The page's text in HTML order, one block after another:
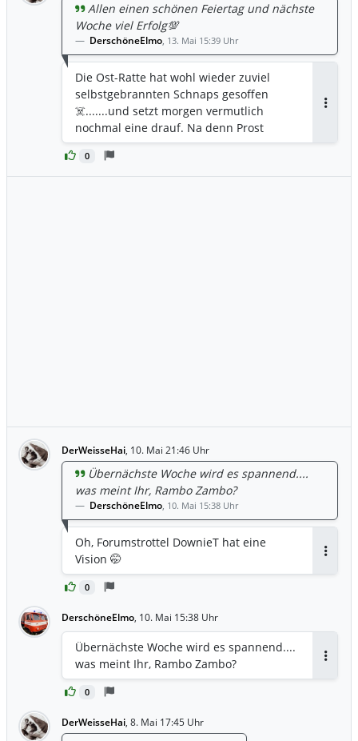
0
Allen einen schönen Feiertag und nächste
Woche viel Erfolg💯
DerschöneElmo, 13. Mai 15:39 Uhr
Die Ost-Ratte hat wohl wieder zuviel
selbstgebrannten Schnaps gesoffen
☠️.......und setzt morgen vermutlich
nochmal eine drauf. Na denn Prost
DerWeisseHai, 10. Mai 21:46 Uhr
0
Übernächste Woche wird es spannend....
was meint Ihr, Rambo Zambo?
DerschöneElmo, 10. Mai 15:38 Uhr
Oh, Forumstrottel DownieT hat eine
Vision 🤭
DerschöneElmo, 10. Mai 15:38 Uhr
0
Übernächste Woche wird es spannend....
was meint Ihr, Rambo Zambo?
DerWeisseHai, 8. Mai 17:45 Uhr